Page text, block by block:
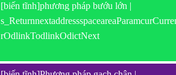
[biến tĩnh]phương pháp bướu lớn |
rOdlinkTodlinkOdictNext